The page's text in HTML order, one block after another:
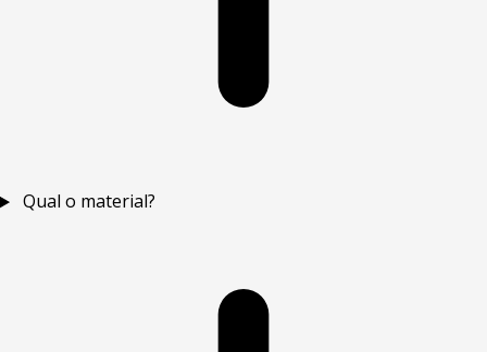
Qual o material?